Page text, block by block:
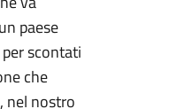
paese
scontati
che
nel nostro